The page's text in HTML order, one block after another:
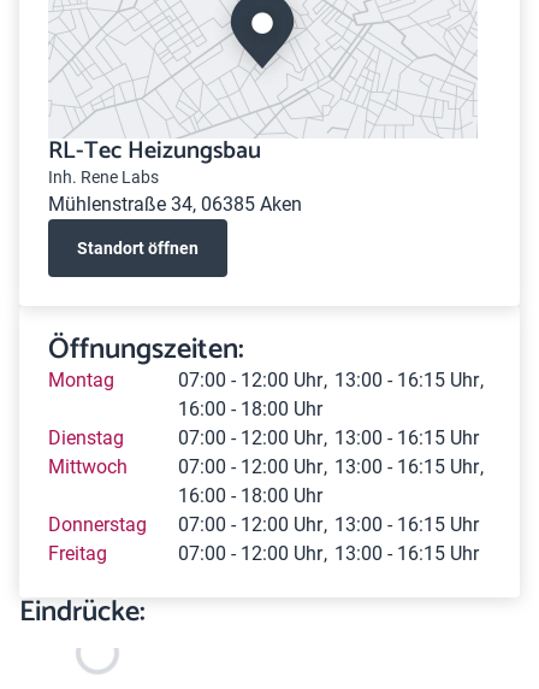
RL-Tec Heizungsbau
Inh. Rene Labs
Mühlenstraße 34, 06385 Aken
Standort öffnen
Öffnungszeiten:
Montag 07:00 - 12:00 Uhr 13:00 - 16:15 Uhr
16:00 - 18:00 Uhr
Dienstag
07:00 - 12:00 Uhr 13:00 - 16:15 Uhr
Mittwoch
07:00 - 12:00 Uhr 13:00 - 16:15 Uhr
16:00 - 18:00 Uhr
Donnerstag
07:00 - 12:00 Uhr 13:00 - 16:15 Uhr
Freitag
07:00 - 12:00 Uhr 13:00 - 16:15 Uhr
Eindrücke: